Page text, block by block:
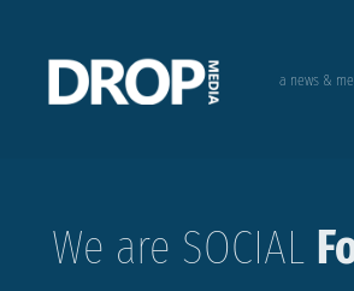
a news &
We are SOCIAL